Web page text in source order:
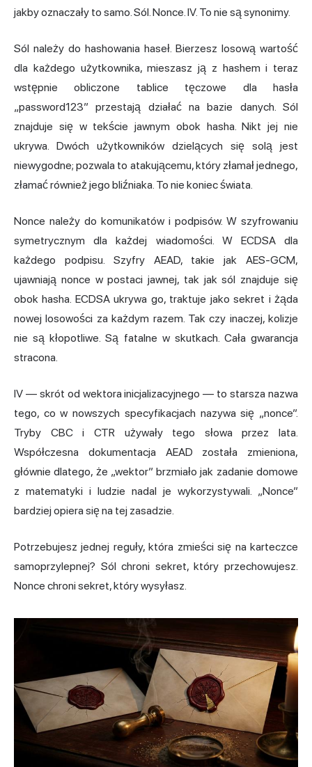
jakby oznaczały to samo. Sól. Nonce. IV. To nie są synonimy.
Sól należy do hashowania haseł. Bierzesz losową wartość
dla każdego użytkownika, mieszasz ją z hashem i teraz
wstępnie obliczone tablice tęczowe dla hasła
„password123” przestają działać na bazie danych. Sól
znajduje się w tekście jawnym obok hasha. Nikt jej nie
ukrywa. Dwóch użytkowników dzielących się solą jest
niewygodne; pozwala to atakującemu, który złamał jednego,
złamać również jego bliźniaka. To nie koniec świata.
Nonce należy do komunikatów i podpisów. W szyfrowaniu
symetrycznym dla każdej wiadomości. W ECDSA dla
każdego podpisu. Szyfry AEAD, takie jak AES-GCM,
ujawniają nonce w postaci jawnej, tak jak sól znajduje się
obok hasha. ECDSA ukrywa go, traktuje jako sekret i żąda
nowej losowości za każdym razem. Tak czy inaczej, kolizje
nie są kłopotliwe. Są fatalne w skutkach. Cała gwarancja
stracona.
IV — skrót od wektora inicjalizacyjnego — to starsza nazwa
tego, co w nowszych specyfikacjach nazywa się „nonce”.
Tryby CBC i CTR używały tego słowa przez lata.
Współczesna dokumentacja AEAD została zmieniona,
głównie dlatego, że „wektor” brzmiało jak zadanie domowe
z matematyki i ludzie nadal je wykorzystywali. „Nonce”
bardziej opiera się na tej zasadzie.
Potrzebujesz jednej reguły, która zmieści się na karteczce
samoprzylepnej? Sól chroni sekret, który przechowujesz.
Nonce chroni sekret, który wysyłasz.